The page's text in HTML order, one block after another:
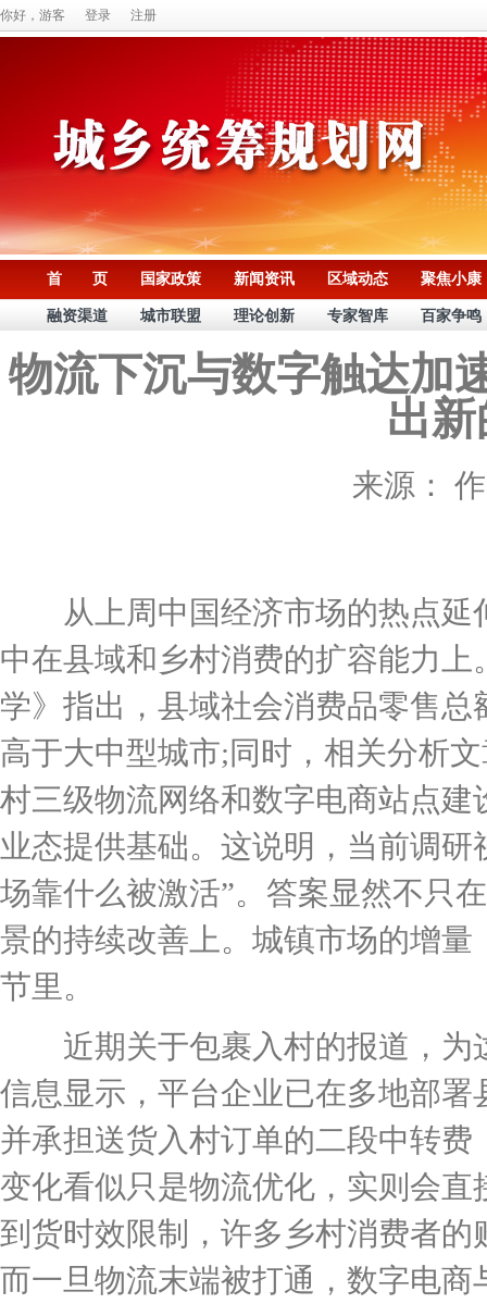
你好，游客 登录 注册
首 页 国家政策 新闻资讯 区域动态 聚焦小康
融资渠道 城市联盟 理论创新 专家智库 百家争鸣
物流下沉与数字触达加
出
来源：
从上周中国经济市场的热点延
中在县域和乡村消费的扩容能力
学》指出，县域社会消费品零售
高于大中型城市;同时，相关分析
村三级物流网络和数字电商站点
业态提供基础。这说明，当前调研
场靠什么被激活”。答案显然不只
景的持续改善上。城镇市场的增
节里。
近期关于包裹入村的报道，为
信息显示，平台企业已在多地部
并承担送货入村订单的二段中转
变化看似只是物流优化，实则会
到货时效限制，许多乡村消费者
而一旦物流末端被打通，数字电